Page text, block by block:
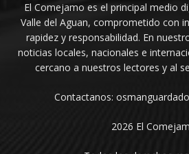
El Comejamo es el principal medio
Valle del Aguan, comprometido con
rapidez y responsabilidad. En
noticias locales, nacionales e
cercano a nuestros lectores y al
Contactanos:
2026 El